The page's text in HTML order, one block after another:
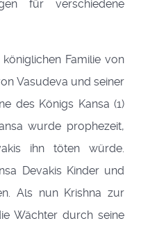
für verschiedene
Familie von
Vasudeva und seiner
des Königs Kansa (1)
wurde prophezeit,
ihn töten würde.
Devakis Kinder und
Als nun Krishna zur
Wächter durch seine